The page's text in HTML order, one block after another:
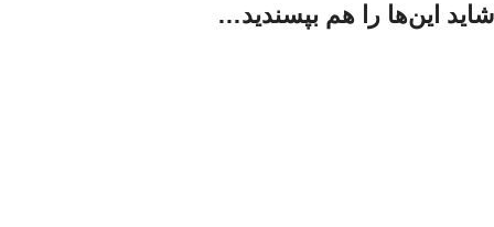
شاید این‌ها را هم بپسندید…